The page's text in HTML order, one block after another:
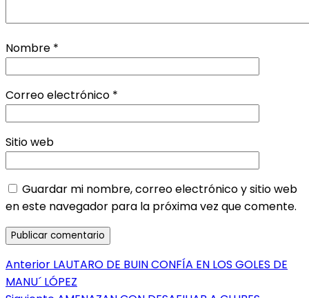
Nombre *
Correo electrónico *
Sitio web
Guardar mi nombre, correo electrónico y sitio web
en este navegador para la próxima vez que comente.
Navegación
de
Anterior Entrada
anterior:
LAUTARO DE BUIN CONFÍA EN LOS GOLES DE
MANU´ LÓPEZ